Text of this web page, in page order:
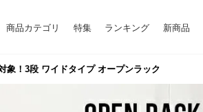
商品カテゴリ 特集 ランキング 新商品
象！3段 ワイドタイプ オープンラック